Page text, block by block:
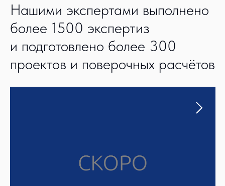
Нашими экспертами выполнено
более 1500 экспертиз
и подготовлено более 300
проектов и поверочных расчётов